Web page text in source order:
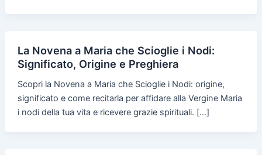
La Novena a Maria che Scioglie i Nodi:
Significato, Origine e Preghiera
Scopri la Novena a Maria che Scioglie i Nodi: origine,
significato e come recitarla per affidare alla Vergine Maria
i nodi della tua vita e ricevere grazie spirituali. […]